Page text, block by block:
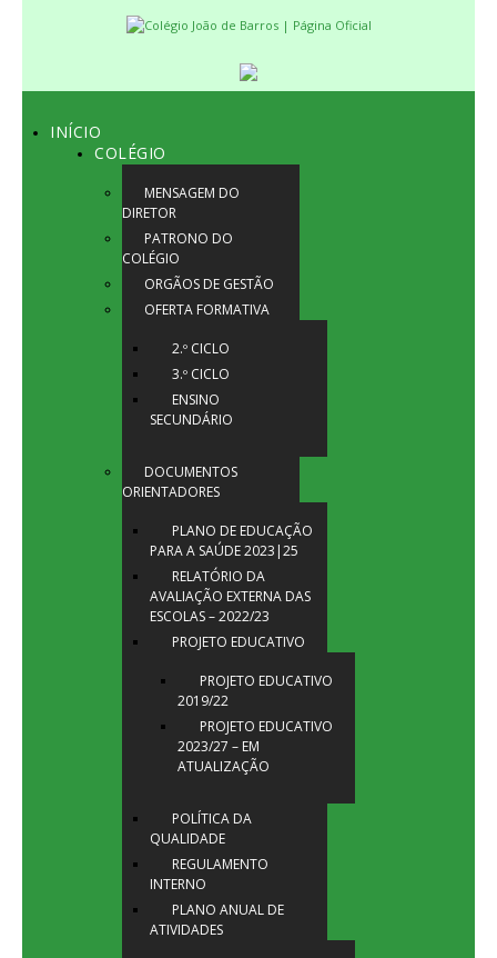
INÍCIO
COLÉGIO
MENSAGEM DO
DIRETOR
PATRONO DO
COLÉGIO
ORGÃOS DE GESTÃO
OFERTA FORMATIVA
2.º CICLO
3.º CICLO
ENSINO
SECUNDÁRIO
DOCUMENTOS
ORIENTADORES
PLANO DE EDUCAÇÃO
PARA A SAÚDE 2023|25
RELATÓRIO DA
AVALIAÇÃO EXTERNA DAS
ESCOLAS – 2022/23
PROJETO EDUCATIVO
PROJETO EDUCATIVO
2019/22
PROJETO EDUCATIVO
2023/27 – EM
ATUALIZAÇÃO
POLÍTICA DA
QUALIDADE
REGULAMENTO
INTERNO
PLANO ANUAL DE
ATIVIDADES